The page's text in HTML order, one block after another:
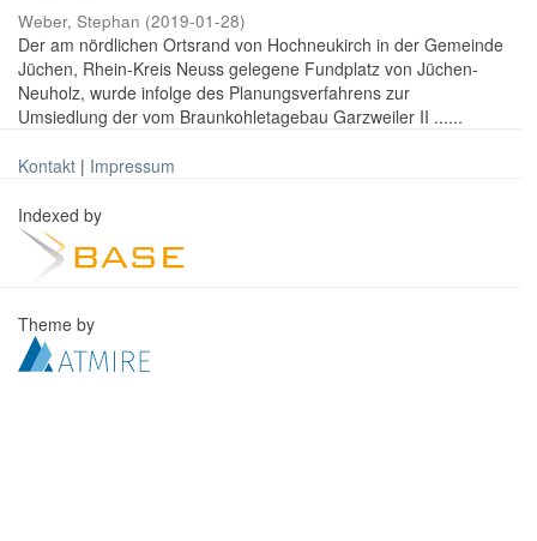
Weber, Stephan (2019-01-28)
Der am nördlichen Ortsrand von Hochneukirch in der Gemeinde
Jüchen, Rhein-Kreis Neuss gelegene Fundplatz von Jüchen-
Neuholz, wurde infolge des Planungsverfahrens zur
Umsiedlung der vom Braunkohletagebau Garzweiler II ......
Kontakt | Impressum
Indexed by
Theme by